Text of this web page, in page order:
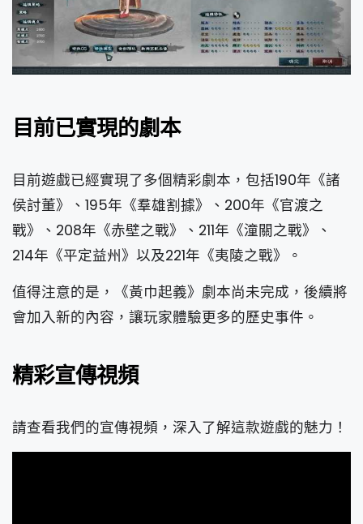
目前已實現的劇本
目前遊戲已經實現了多個精彩劇本，包括190年《諸
侯討董》、195年《羣雄割據》、200年《官渡之
戰》、208年《赤壁之戰》、211年《潼關之戰》、
214年《平定益州》以及221年《夷陵之戰》。
值得注意的是，《黃巾起義》劇本尚未完成，後續將
會加入新的內容，讓玩家體驗更多的歷史事件。
精彩宣傳視頻
請查看我們的宣傳視頻，深入了解這款遊戲的魅力！